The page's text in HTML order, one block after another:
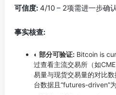
可信度: 4/10 – 2项需进一步确
事实核查:
◐ 部分可验证: Bitcoin is
过查看主流交易所（如
易量与现货交易量的对比
台数据且“futures-driven”